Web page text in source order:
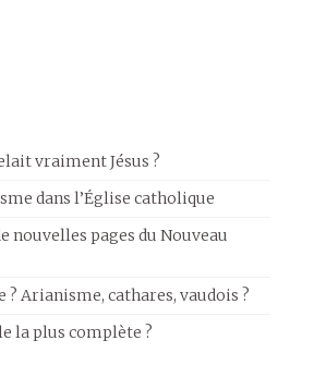
vraiment Jésus ?
dans l’Église catholique
nouvelles pages du Nouveau
? Arianisme, cathares, vaudois ?
la plus complète ?